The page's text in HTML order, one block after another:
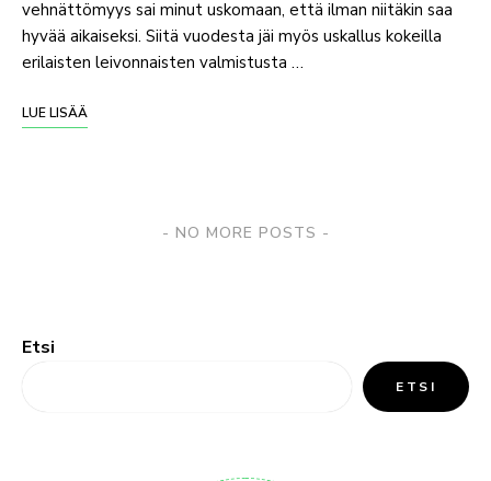
vehnättömyys sai minut uskomaan, että ilman niitäkin saa
hyvää aikaiseksi. Siitä vuodesta jäi myös uskallus kokeilla
erilaisten leivonnaisten valmistusta …
LUE LISÄÄ
NO MORE POSTS
Etsi
ETSI